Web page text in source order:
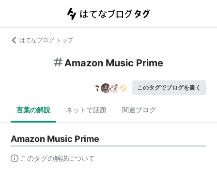
はてなブログ トップ
Amazon Music Prime
このタグでブログを書く
言葉の解説 ネットで話題 関連ブログ
Amazon Music Prime
このタグの解説について